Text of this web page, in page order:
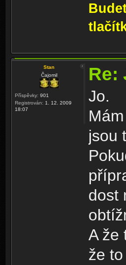
Stan
Čajomil
Příspěvky: 901
Registrován: 1. 12. 2009
18:07
Re:
Jo.
jsou
dost
A že
že